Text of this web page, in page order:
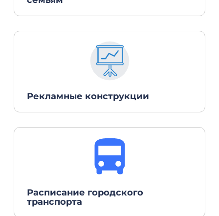
Рекламные конструкции
Расписание городского
транспорта